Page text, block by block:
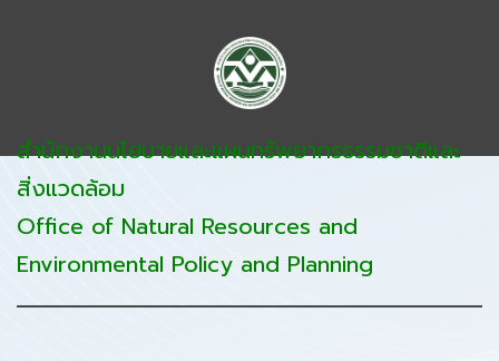
สำนักงานนโยบายและแผนทรัพยากรธรรมชาติและ
สิ่งแวดล้อม
Office of Natural Resources and
Environmental Policy and Planning